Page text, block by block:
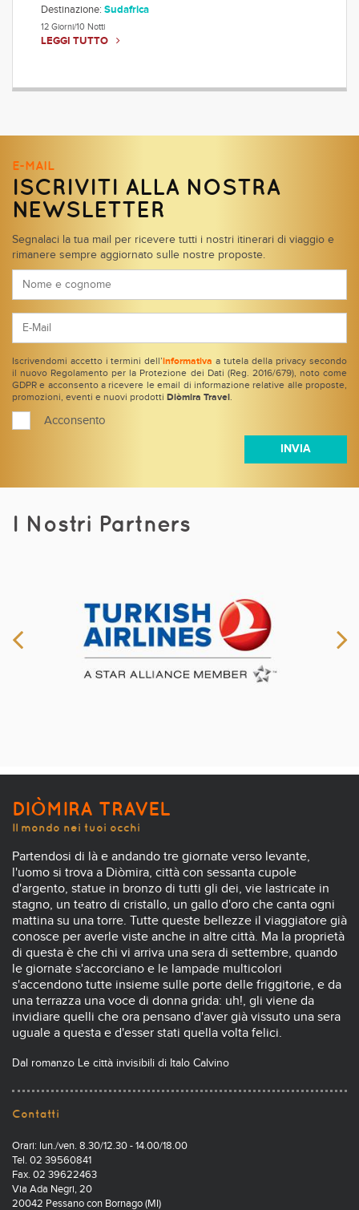
Destinazione: Sudafrica
12 Giorni/10 Notti
LEGGI TUTTO
E-MAIL
ISCRIVITI ALLA NOSTRA
NEWSLETTER
Segnalaci la tua mail per ricevere tutti i nostri itinerari di viaggio e
rimanere sempre aggiornato sulle nostre proposte.
Iscrivendomi accetto i termini dell’ informativa a tutela della privacy secondo
il nuovo Regolamento per la Protezione dei Dati (Reg. 2016/679), noto come
GDPR e acconsento a ricevere le email di informazione relative alle proposte,
promozioni, eventi e nuovi prodotti Diòmira Travel .
Acconsento
I Nostri Partners
DIÒMIRA TRAVEL
Il mondo nei tuoi occhi
Partendosi di là e andando tre giornate verso levante,
l'uomo si trova a Diòmira, città con sessanta cupole
d'argento, statue in bronzo di tutti gli dei, vie lastricate in
stagno, un teatro di cristallo, un gallo d'oro che canta ogni
mattina su una torre. Tutte queste bellezze il viaggiatore già
conosce per averle viste anche in altre città. Ma la proprietà
di questa è che chi vi arriva una sera di settembre, quando
le giornate s'accorciano e le lampade multicolori
s'accendono tutte insieme sulle porte delle friggitorie, e da
una terrazza una voce di donna grida: uh!, gli viene da
invidiare quelli che ora pensano d'aver già vissuto una sera
uguale a questa e d'esser stati quella volta felici.
Dal romanzo Le città invisibili di Italo Calvino
Contatti
Orari: lun./ven. 8.30/12.30 - 14.00/18.00
Tel. 02 39560841
Fax. 02 39622463
Via Ada Negri, 20
20042 Pessano con Bornago (MI)